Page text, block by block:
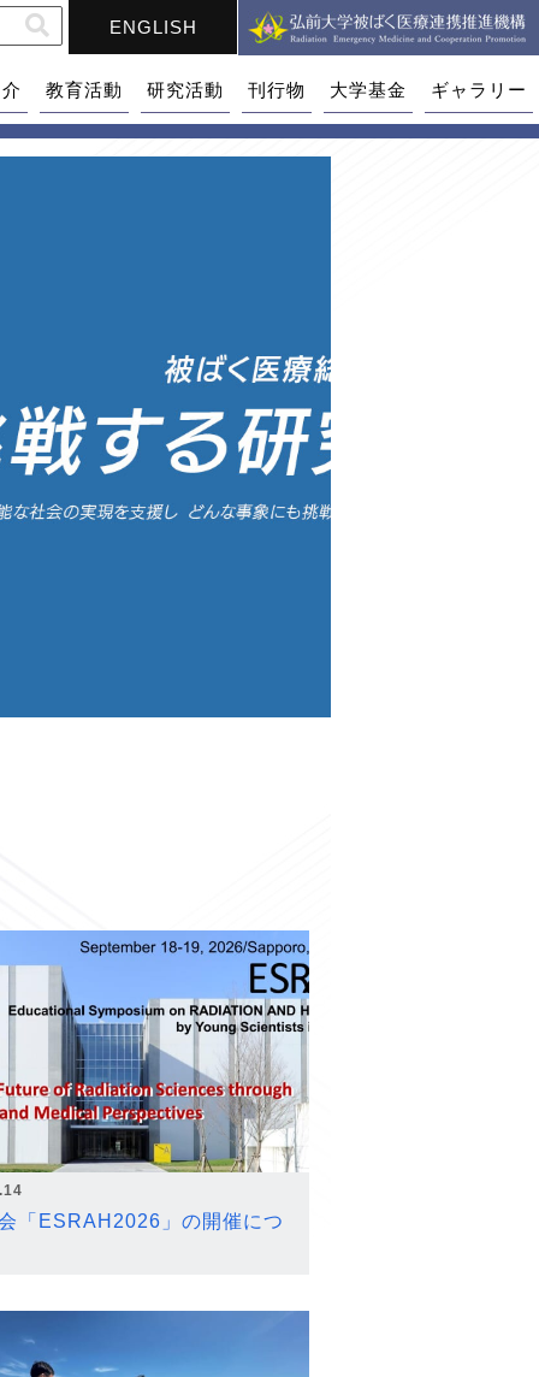
ENGLISH
教育活動 研究活動 刊行物 大学基金 ギャラリー
「ESRAH2026」の開催につ